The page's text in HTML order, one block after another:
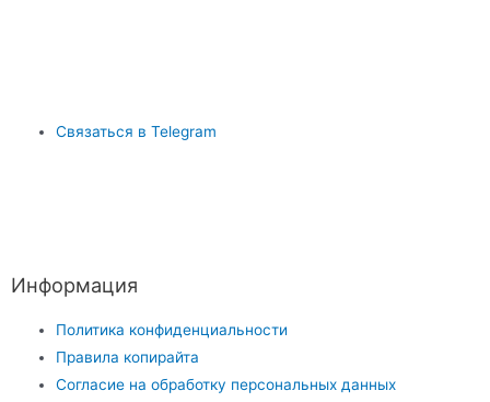
Связаться в Telegram
Информация
Политика конфиденциальности
Правила копирайта
Согласие на обработку персональных данных